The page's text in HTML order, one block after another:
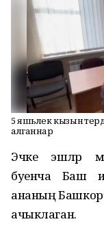
5 яшьлек кызын
алганнар
Эчке эшләр
буенча Баш
ананың
ачыклаган.